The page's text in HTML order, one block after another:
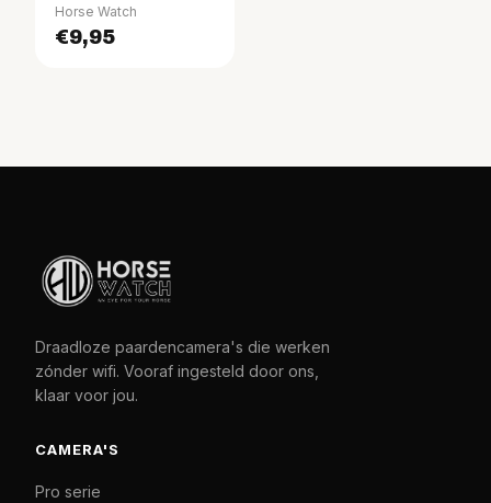
Horse Watch
€9,95
Draadloze paardencamera's die werken
zónder wifi. Vooraf ingesteld door ons,
klaar voor jou.
CAMERA'S
Pro serie